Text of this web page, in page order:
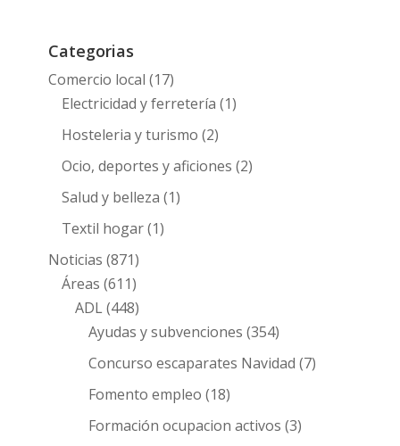
Categorias
Comercio local (17)
Electricidad y ferretería (1)
Hosteleria y turismo (2)
Ocio, deportes y aficiones (2)
Salud y belleza (1)
Textil hogar(1)
Noticias (871)
Áreas (611)
ADL(448)
Ayudas y subvenciones (354)
Concurso escaparates Navidad (7)
Fomento empleo (18)
Formación ocupacion activos (3)